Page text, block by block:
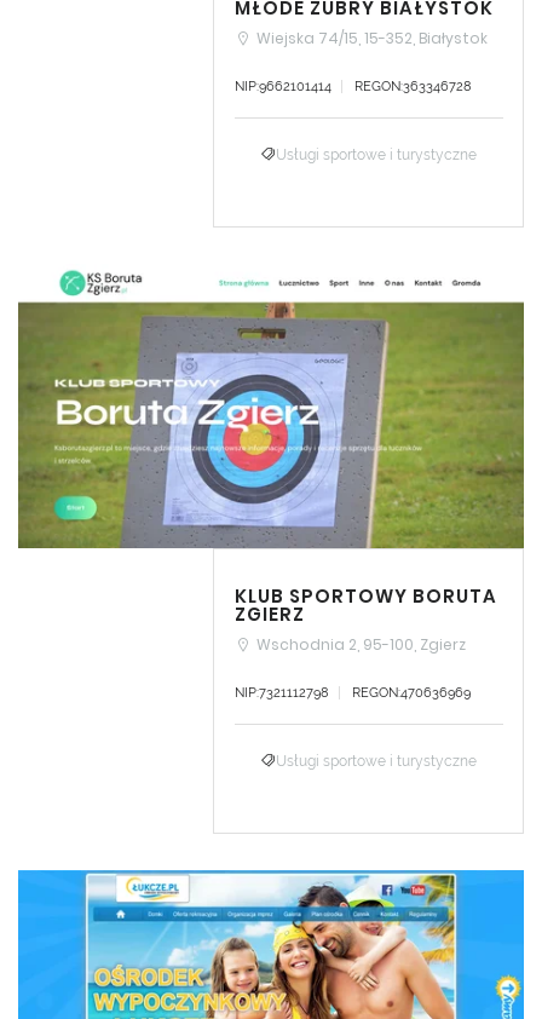
MŁODE ŻUBRY BIAŁYSTOK
Wiejska 74/15, 15-352, Białystok
NIP:9662101414 REGON:363346728
Usługi sportowe i turystyczne
KLUB SPORTOWY BORUTA
ZGIERZ
Wschodnia 2, 95-100, Zgierz
NIP:7321112798 REGON:470636969
Usługi sportowe i turystyczne